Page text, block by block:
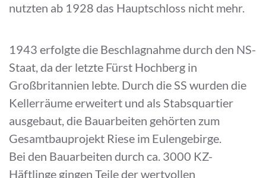
nutzten ab 1928 das Hauptschloss nicht mehr.
1943 erfolgte die Beschlagnahme durch den NS-
Staat, da der letzte Fürst Hochberg in
Großbritannien lebte. Durch die SS wurden die
Kellerräume erweitert und als Stabsquartier
ausgebaut, die Bauarbeiten gehörten zum
Gesamtbauprojekt Riese im Eulengebirge.
Bei den Bauarbeiten durch ca. 3000 KZ-
Häftlinge gingen Teile der wertvollen